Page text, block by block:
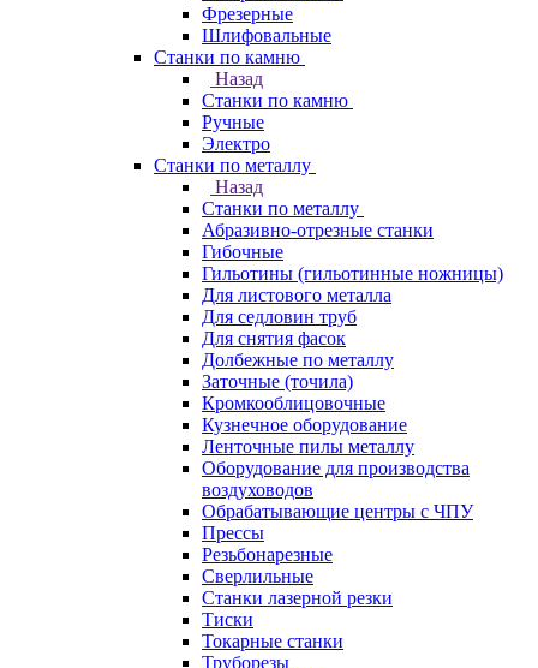
Фрезерные
Шлифовальные
Станки по камню
Назад
Станки по камню
Ручные
Электро
Станки по металлу
Назад
Станки по металлу
Абразивно-отрезные станки
Гибочные
Гильотины (гильотинные ножницы)
Для листового металла
Для седловин труб
Для снятия фасок
Долбежные по металлу
Заточные (точила)
Кромкооблицовочные
Кузнечное оборудование
Ленточные пилы металлу
Оборудование для производства
воздуховодов
Обрабатывающие центры с ЧПУ
Прессы
Резьбонарезные
Сверлильные
Станки лазерной резки
Тиски
Токарные станки
Труборезы